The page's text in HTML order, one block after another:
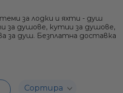
за лодки и яхти - душ
за душове, кутии за душове,
за душ. Безплатна доставка